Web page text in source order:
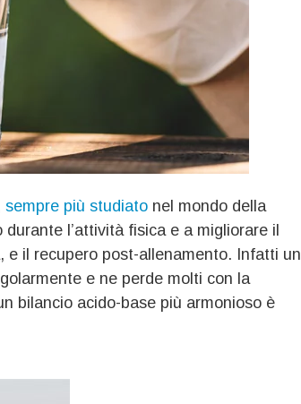
sempre più studiato nel mondo della
l’attività fisica e a migliorare il
e il recupero post-allenamento. Infatti un
e ne perde molti con la
bilancio acido-base più armonioso è